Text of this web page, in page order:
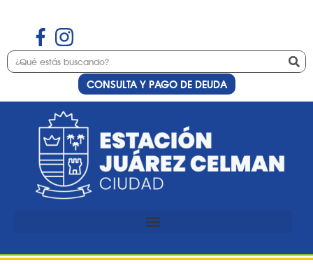
CONSULTA Y PAGO DE DEUDA
Etiqueta:carrras
Estación Juárez Celman
será la primera sede de